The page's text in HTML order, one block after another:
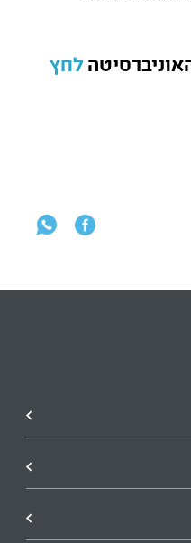
לחץ